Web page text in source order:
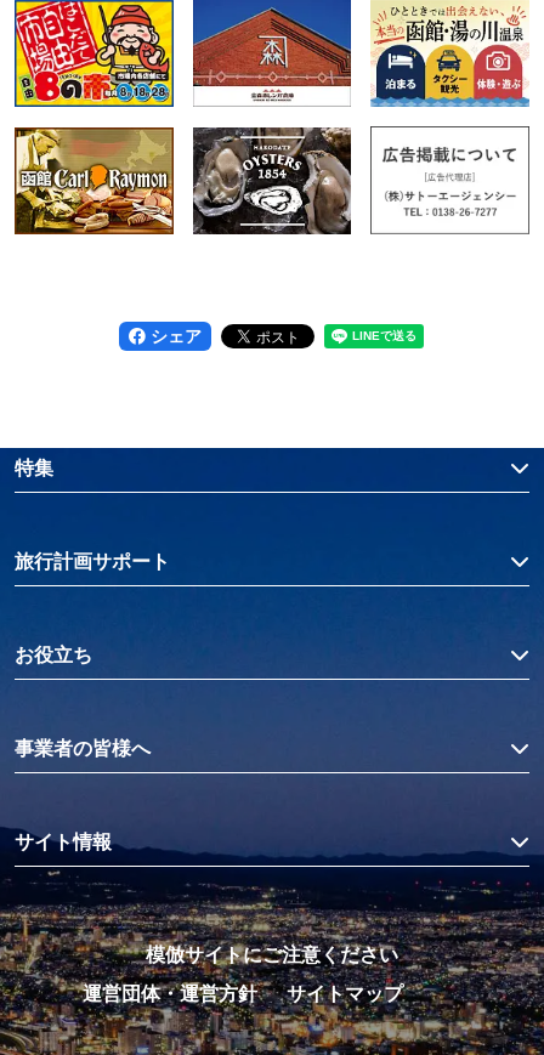
シェア
特集
旅行計画サポート
お役立ち
事業者の皆様へ
サイト情報
模倣サイトにご注意ください
運営団体・運営方針
サイトマップ